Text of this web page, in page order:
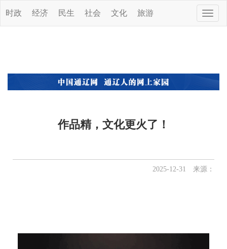
Toggle
时政 经济 民生 社会 文化 旅游
作品精，文化更火了！
2025-12-31 来源：